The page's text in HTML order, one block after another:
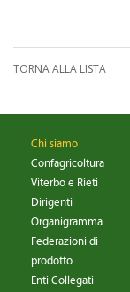
TORNA ALLA LISTA
Chi siamo
Confagricoltura
Viterbo e Rieti
Dirigenti
Organigramma
Federazioni di
prodotto
Enti Collegati